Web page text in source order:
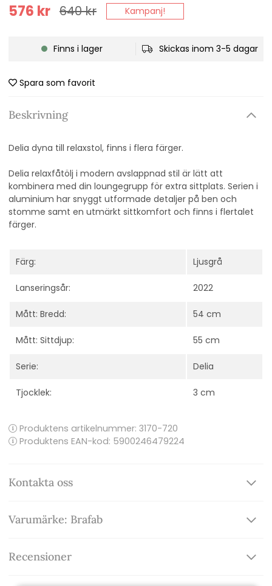
640kr
576 kr Kampanj!
Finns i lager Skickas inom 3-5 dagar
Spara som favorit
Beskrivning
Delia dyna till relaxstol, finns i flera färger.
Delia relaxfåtölj i modern avslappnad stil är lätt att
kombinera med din loungegrupp för extra sittplats. Serien i
aluminium har snyggt utformade detaljer på ben och
stomme samt en utmärkt sittkomfort och finns i flertalet
färger.
Färg: Ljusgrå
Lanseringsår: 2022
Mått: Bredd: 54 cm
Mått: Sittdjup: 55 cm
Serie: Delia
Tjocklek: 3 cm
Produktens artikelnummer: 3170-720
Produktens EAN-kod: 5900246479224
Kontakta oss
Varumärke: Brafab
Recensioner